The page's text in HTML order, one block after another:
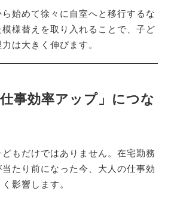
始めて徐々に自室へと移行するな
様替えを取り入れることで、子ど
は大きく伸びます。
事効率アップ」につな
もだけではありません。在宅勤務
たり前になった今、大人の仕事効
影響します。